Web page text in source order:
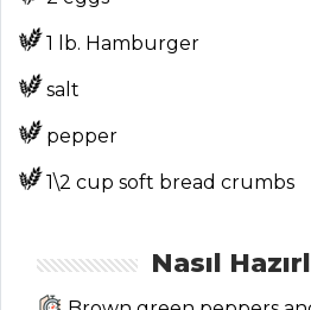
1 lb. Hamburger
salt
pepper
1\2 cup soft bread crumbs
Nasıl